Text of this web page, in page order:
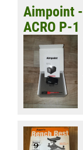
Aimpoint -
ACRO P-1